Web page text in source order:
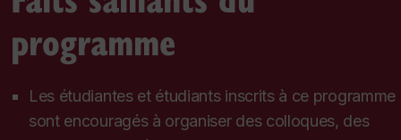
programme
Les étudiantes et étudiants inscrits à ce programme
sont encouragés à organiser des colloques, des